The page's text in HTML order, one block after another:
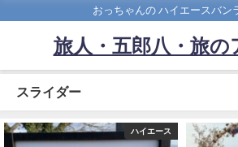
おっちゃんの ハイエースバン
旅人・五郎八・旅の
スライダー
ハイエース